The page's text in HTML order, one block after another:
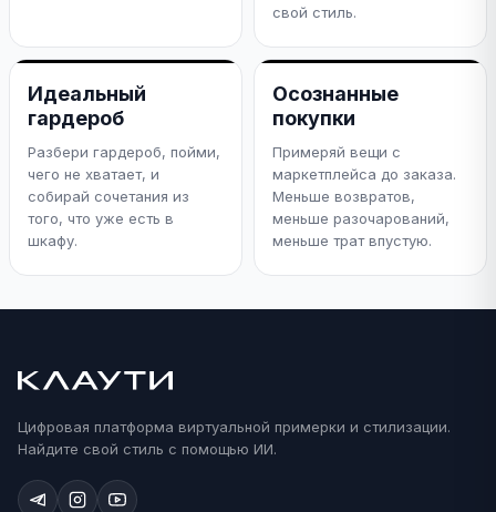
свой стиль.
Идеальный
гардероб
Разбери гардероб, пойми,
чего не хватает, и
собирай сочетания из
того, что уже есть в
шкафу.
Осознанные
покупки
Примеряй вещи с
маркетплейса до заказа.
Меньше возвратов,
меньше разочарований,
меньше трат впустую.
Цифровая платформа виртуальной примерки и стилизации.
Найдите свой стиль с помощью ИИ.